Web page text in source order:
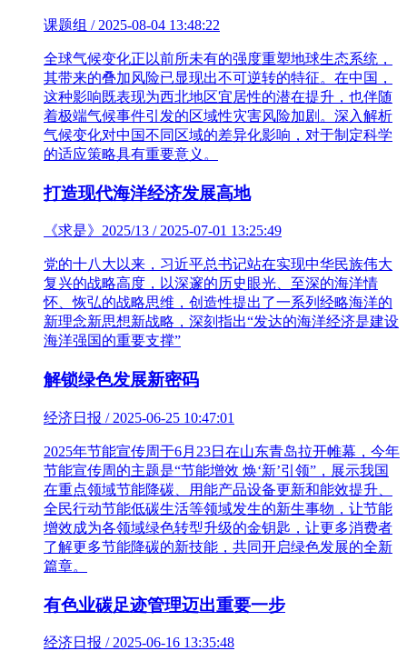
课题组 / 2025-08-04 13:48:22
全球气候变化正以前所未有的强度重塑地球生态系统，
其带来的叠加风险已显现出不可逆转的特征。在中国，
这种影响既表现为西北地区宜居性的潜在提升，也伴随
着极端气候事件引发的区域性灾害风险加剧。深入解析
气候变化对中国不同区域的差异化影响，对于制定科学
的适应策略具有重要意义。
打造现代海洋经济发展高地
《求是》2025/13 / 2025-07-01 13:25:49
党的十八大以来，习近平总书记站在实现中华民族伟大
复兴的战略高度，以深邃的历史眼光、至深的海洋情
怀、恢弘的战略思维，创造性提出了一系列经略海洋的
新理念新思想新战略，深刻指出“发达的海洋经济是建设
海洋强国的重要支撑”
解锁绿色发展新密码
经济日报 / 2025-06-25 10:47:01
2025年节能宣传周于6月23日在山东青岛拉开帷幕，今年
节能宣传周的主题是“节能增效 焕‘新’引领”，展示我国
在重点领域节能降碳、用能产品设备更新和能效提升、
全民行动节能低碳生活等领域发生的新生事物，让节能
增效成为各领域绿色转型升级的金钥匙，让更多消费者
了解更多节能降碳的新技能，共同开启绿色发展的全新
篇章。
有色业碳足迹管理迈出重要一步
经济日报 / 2025-06-16 13:35:48